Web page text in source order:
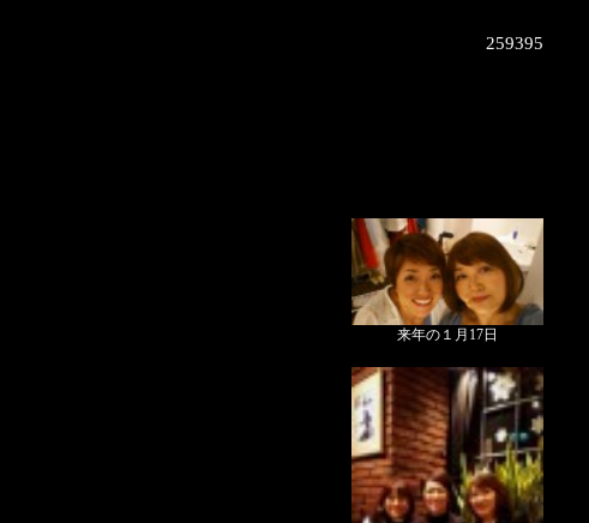
259395
来年の１月17日